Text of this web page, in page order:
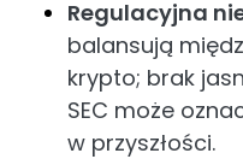
Regulacyjna
balansują
krypto; brak
SEC może
w przyszłości.